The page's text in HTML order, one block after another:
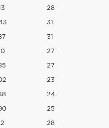
28
31
31
27
27
23
24
25
28